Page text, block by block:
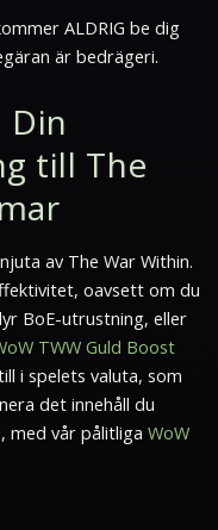
ALDRIG be dig
är bedrägeri.
Din
till The
av The War Within.
oavsett om du
BoE-utrustning, eller
TWW Guld Boost
i spelets valuta, som
det innehåll du
med vår pålitliga WoW